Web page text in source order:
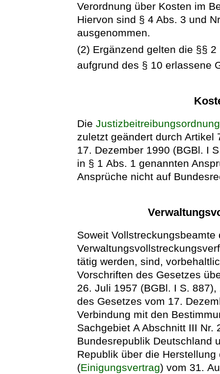
Verordnung über Kosten im
Hiervon sind § 4 Abs. 3 und
ausgenommen.
(2) Ergänzend gelten die §§
aufgrund des § 10 erlassene
DieJustizbeitreibungsordnung
zuletzt geändert durch Artikel
17. Dezember 1990 (BGBl. I
in § 1 Abs. 1 genannten
Ansprüche nicht auf
Soweit
tätig werden, sind,
Vorschriften des Gesetzes
26. Juli 1957 (BGBl. I S.
des Gesetzes vom 17.
Verbindung mit den
Sachgebiet A Abschnitt III Nr.
Bundesrepublik Deutschland
Republik über die
(Einigungsvertrag) vom 31.